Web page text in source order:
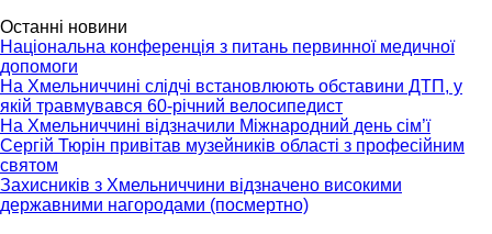
Останні новини
Національна конференція з питань первинної медичної
допомоги
На Хмельниччині слідчі встановлюють обставини ДТП, у
якій травмувався 60-річний велосипедист
На Хмельниччині відзначили Міжнародний день сім’ї
Сергій Тюрін привітав музейників області з професійним
святом
Захисників з Хмельниччини відзначено високими
державними нагородами (посмертно)